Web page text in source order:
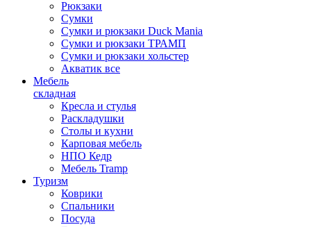
Рюкзаки
Сумки
Сумки и рюкзаки Duck Mania
Сумки и рюкзаки ТРАМП
Сумки и рюкзаки хольстер
Акватик все
Мебель
складная
Кресла и стулья
Раскладушки
Столы и кухни
Карповая мебель
НПО Кедр
Мебель Tramp
Туризм
Коврики
Спальники
Посуда